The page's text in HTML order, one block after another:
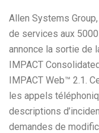
Allen Systems
de services aux
annonce la sortie de
IMPACT
IMPACT Web™ 2.1.
les appels
descriptions
demandes de